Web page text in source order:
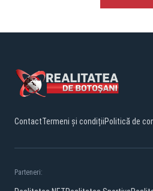
ContactTermeni și condițiiPolitică de
Parteneri: